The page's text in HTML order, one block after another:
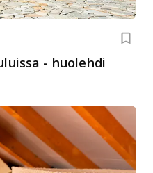
- huolehdi